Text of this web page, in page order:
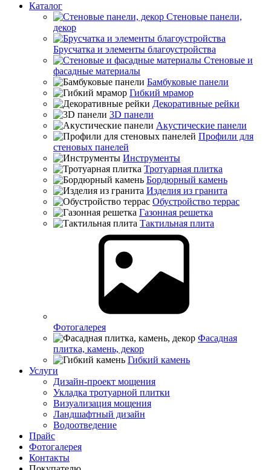
Каталог
Стеновые панели,
декор
Брусчатка и элементы благоустройства
Стеновые и
фасадные материалы
Бамбуковые панели
Гибкий мрамор
Декоративные рейки
3D панели
Акустические панели
Профили для
стеновых панелей
Инструменты
Тротуарная плитка
Бордюрный камень
Изделия из гранита
Обустройство террас
Газонная решетка
Тактильная плита
Фотогалерея
Фасадная
плитка, камень, декор
Гибкий камень
Услуги
Дизайн-проект мощения
Укладка тротуарной плитки
Визуализация мощения
Ландшафтный дизайн
Водоотведение
Прайс
Фотогалерея
Контакты